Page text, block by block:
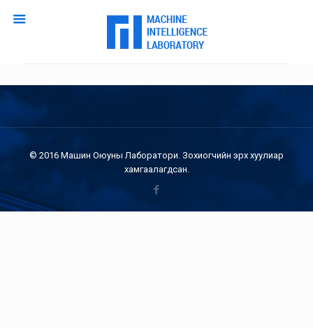
© 2016 Машин Оюуны Лаборатори. Зохиогчийн эрх хуулиар
хамгаалагдсан.